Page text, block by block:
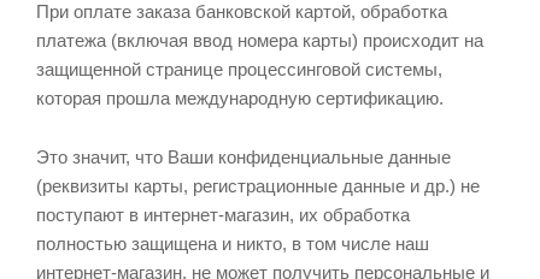
При оплате заказа банковской картой, обработка
платежа (включая ввод номера карты) происходит на
защищенной странице процессинговой системы,
которая прошла международную сертификацию.
Это значит, что Ваши конфиденциальные данные
(реквизиты карты, регистрационные данные и др.) не
поступают в интернет-магазин, их обработка
полностью защищена и никто, в том числе наш
интернет-магазин, не может получить персональные и